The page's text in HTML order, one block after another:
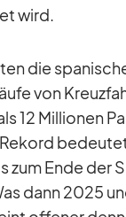
wird.
die
von
12 Mil­lio­nen
zum Ende der
dann 2025